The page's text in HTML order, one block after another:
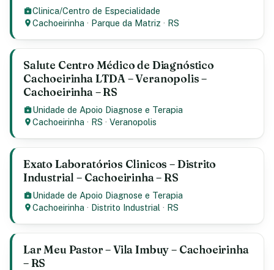
Clinica/Centro de Especialidade
Cachoeirinha · Parque da Matriz · RS
Salute Centro Médico de Diagnóstico
Cachoeirinha LTDA – Veranopolis –
Cachoeirinha – RS
Unidade de Apoio Diagnose e Terapia
Cachoeirinha · RS ·Veranopolis
Exato Laboratórios Clinicos – Distrito
Industrial – Cachoeirinha – RS
Unidade de Apoio Diagnose e Terapia
Cachoeirinha · Distrito Industrial · RS
Lar Meu Pastor – Vila Imbuy – Cachoeirinha
– RS